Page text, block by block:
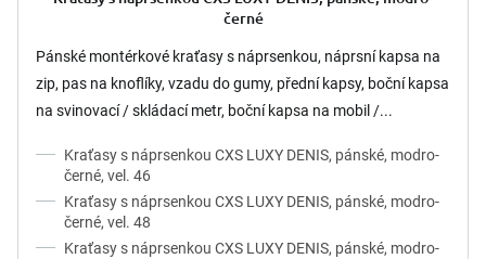
černé
Pánské montérkové kraťasy s náprsenkou, náprsní kapsa na
zip, pas na knoflíky, vzadu do gumy, přední kapsy, boční kapsa
na svinovací / skládací metr, boční kapsa na mobil /...
Kraťasy s náprsenkou CXS LUXY DENIS, pánské, modro-
černé, vel. 46
Kraťasy s náprsenkou CXS LUXY DENIS, pánské, modro-
černé, vel. 48
Kraťasy s náprsenkou CXS LUXY DENIS, pánské, modro-